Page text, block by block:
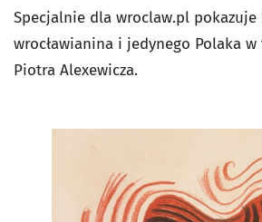
Specjalnie dla wroclaw.pl
wrocławianina i jedynego Polaka
Piotra Alexewicza.